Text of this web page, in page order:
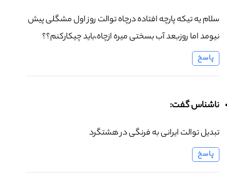
سلام یه تیکه پارچه افتاده درچاه توالت روز اول مشگلی پیش
نیومد اما روزبعد آب بسختی میره ازچاه،باید چیکارکنم؟؟
پاسخ
ناشناس گفت:
تبدیل توالت ایرانی به فرنگی در هشتگرد
پاسخ